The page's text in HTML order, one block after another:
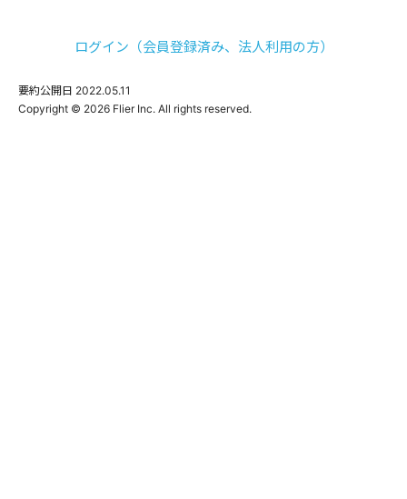
ログイン（会員登録済み、法人利用の方）
要約公開日 2022.05.11